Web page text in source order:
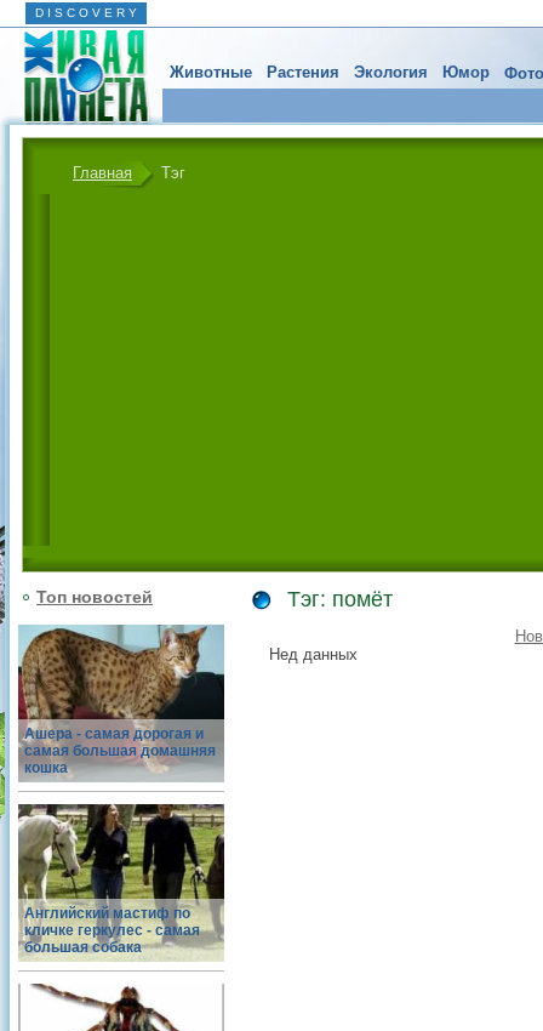
D I S C O V E R Y
Животные Растения Экология Юмор
Главная Тэг
Топ новостей
Ашера - самая дорогая и
самая большая домашняя
кошка
Английский мастиф по
кличке геркулес - самая
большая собака
Тэг: помёт
Нед данных